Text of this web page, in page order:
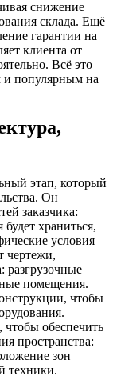
снижение
склада. Ещё
гарантии на
клиента от
Всё это
и популярным на
этап, который
Он
заказчика:
храниться,
условия
чертежи,
помещения.
чтобы
обеспечить
пространства:
зон
техники.